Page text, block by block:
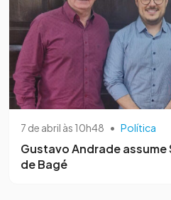
7 de abril às 10h48 • Política
Gustavo Andrade assume
de Bagé